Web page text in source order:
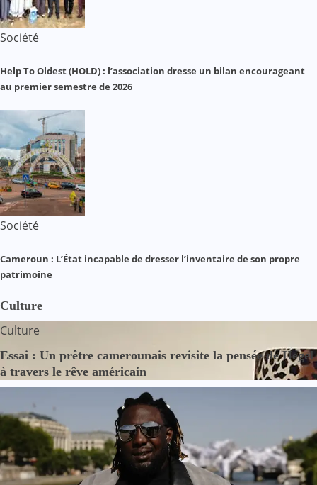
Société
Help To Oldest (HOLD) : l’association dresse un bilan encourageant
au premier semestre de 2026
Société
Cameroun : L’État incapable de dresser l’inventaire de son propre
patrimoine
Culture
Culture
Essai : Un prêtre camerounais revisite la pensée de Hegel
à travers le rêve américain